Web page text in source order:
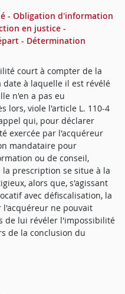
- Obligation d'information
en justice -
- Détermination
court à compter de la
à laquelle il est révélé
n'en a pas eu
lors, viole l'article L. 110-4
qui, pour déclarer
exercée par l'acquéreur
mandataire pour
ou de conseil,
prescription se situe à la
alors que, s'agissant
avec défiscalisation, la
ne pouvait
de lui révéler l'impossibilité
de la conclusion du